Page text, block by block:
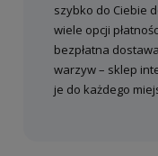
szybko do Ciebie
wiele opcji
bezpłatna
warzyw – sklep
je do każdego